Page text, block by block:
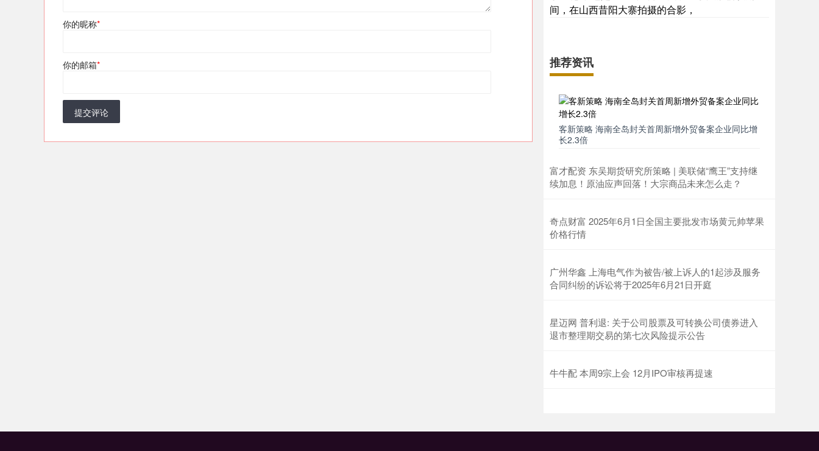
你的昵称*
你的邮箱*
提交评论
间，在山西昔阳大寨拍摄的合影，
推荐资讯
客新策略 海南全岛封关首周新增外贸备案企业同比增
长2.3倍
富才配资 东吴期货研究所策略 | 美联储“鹰王”支持继
续加息！原油应声回落！大宗商品未来怎么走？
奇点财富 2025年6月1日全国主要批发市场黄元帅苹果
价格行情
广州华鑫 上海电气作为被告/被上诉人的1起涉及服务
合同纠纷的诉讼将于2025年6月21日开庭
星迈网 普利退: 关于公司股票及可转换公司债券进入
退市整理期交易的第七次风险提示公告
牛牛配 本周9宗上会 12月IPO审核再提速